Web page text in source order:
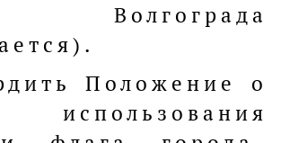
Волгограда
Положение о
использования